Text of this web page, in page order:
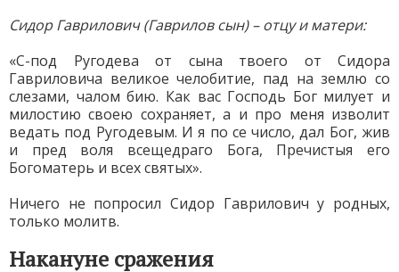
Сидор Гаврилович (Гаврилов сын) – отцу и матери:
«С-под Ругодева от сына твоего от Сидора
Гавриловича великое челобитие, пад на землю со
слезами, чалом бию. Как вас Господь Бог милует и
милостию своею сохраняет, а и про меня изволит
ведать под Ругодевым. И я по се число, дал Бог, жив
и пред воля всещедраго Бога, Пречистыя его
Богоматерь и всех святых».
Ничего не попросил Сидор Гаврилович у родных,
только молитв.
Накануне сражения